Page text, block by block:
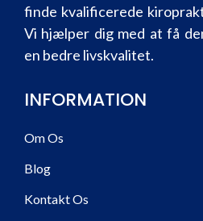
finde kvalificerede
Vi hjælper dig med at få
en bedre livskvalitet.
INFORMATION
Om Os
Blog
Kontakt Os